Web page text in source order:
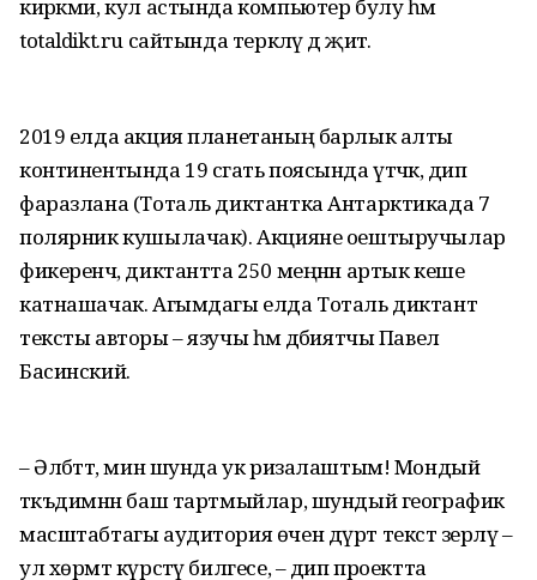
кирәкми, кул астында компьютер булу һәм
totaldikt.ru сайтында теркәлү дә җитә.
2019 елда акция планетаның барлык алты
континентында 19 сәгать поясында үтәчәк, дип
фаразлана (Тоталь диктантка Антарктикада 7
полярник кушылачак). Акцияне оештыручылар
фикеренчә, диктантта 250 меңнән артык кеше
катнашачак. Агымдагы елда Тоталь диктант
тексты авторы – язучы һәм әдәбиятчы Павел
Басинский.
– Әлбәттә, мин шунда ук ризалаштым! Мондый
тәкъдимнән баш тартмыйлар, шундый географик
масштабтагы аудитория өчен дүрт текст әзерләү –
ул хөрмәт күрсәтү билгесе, – дип проектта